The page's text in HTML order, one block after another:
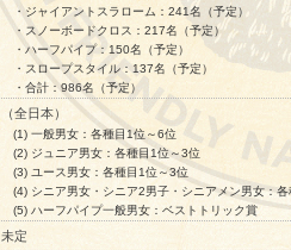
・ジャイアントスラローム：241名（予定）
・スノーボードクロス：217名（予定）
・ハーフパイプ：150名（予定）
・スロープスタイル：137名（予定）
・合計：986名（予定）
（全日本）
(1) 一般男女：各種目1位～6位
(2) ジュニア男女：各種目1位～3位
(3) ユース男女：各種目1位～3位
(4) シニア男女・シニア2男子・シニアメン男女：
(5) ハーフパイプ一般男女：ベストトリック賞
未定